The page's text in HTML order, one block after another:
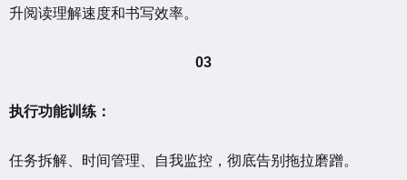
升阅读理解速度和书写效率。
03
执行功能训练：
任务拆解、时间管理、自我监控，彻底告别拖拉磨蹭。